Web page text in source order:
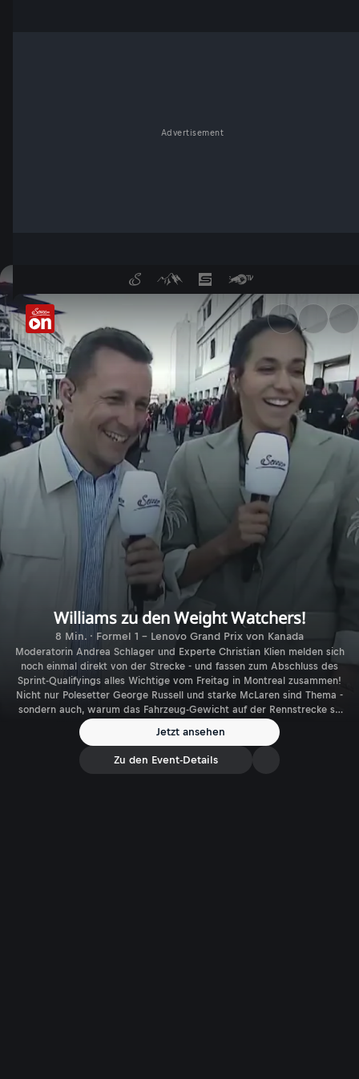
Advertisement
Wrap-Up Freitag: Darum
Williams zu den Weight Watchers!
8 Min. · Formel 1 - Lenovo Grand Prix von Kanada
Moderatorin Andrea Schlager und Experte Christian Klien melden sich
noch einmal direkt von der Strecke - und fassen zum Abschluss des
Sprint-Qualifyings alles Wichtige vom Freitag in Montreal zusammen!
Nicht nur Polesetter George Russell und starke McLaren sind Thema -
sondern auch, warum das Fahrzeug-Gewicht auf der Rennstrecke so
entscheidend sind. Williams zum Beispiel lässt hier nämlich noch
einige Zehntel liegen...
Jetzt ansehen
Zu den Event-Details